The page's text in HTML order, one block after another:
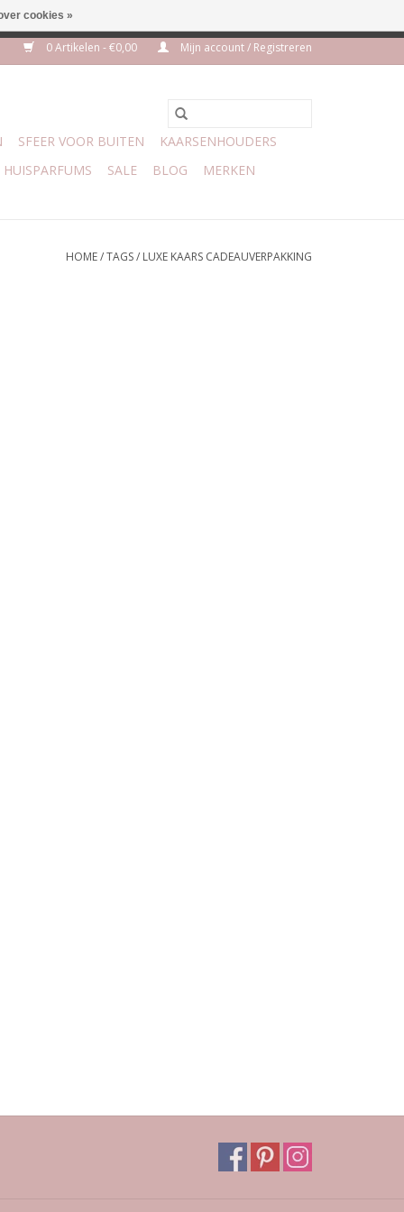
0 Artikelen - €0,00 Mijn account / Registreren
SFEER VOOR BUITEN
KAARSENHOUDERS
HUISPARFUMS SALE BLOG MERKEN
HOME/TAGS/ LUXE KAARS CADEAUVERPAKKING
cookies »
geen verzendkosten